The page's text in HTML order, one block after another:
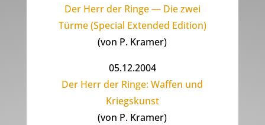
Der Herr der Ringe — Die zwei
Türme (Special Extended Edition)
(von P. Kramer)
05.12.2004
Der Herr der Ringe: Waffen und
Kriegskunst
(von P. Kramer)